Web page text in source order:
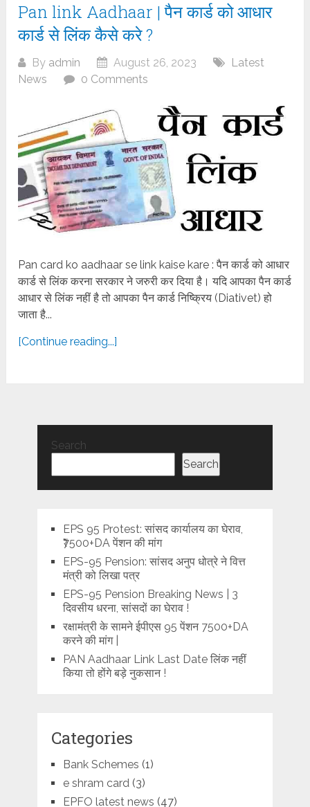
Pan link Aadhaar | पैन कार्ड को आधार
कार्ड से लिंक कैसे करे ?
By admin August 26, 2023
Latest
News
0 Comments
Pan card ko aadhaar se link kaise kare : पैन कार्ड को आधार
कार्ड से लिंक करना सरकार ने जरुरी कर दिया है। यदि आपका पैन कार्ड
आधार से लिंक नहीं है तो आपका पैन कार्ड निष्क्रिय (Diativet) हो
जाता है...
[Continue reading...]
Search
Search
EPS 95 Protest: सांसद कार्यालय का घेराव,
₹7500+DA पेंशन की मांग
EPS-95 Pension: सांसद अनुप धोत्रे ने वित्त
मंत्री को लिखा पत्र
EPS-95 Pension Breaking News | 3
दिवसीय धरना, सांसदों का घेराव !
रक्षामंत्री के सामने ईपीएस 95 पेंशन 7500+DA
करने की मांग |
PAN Aadhaar Link Last Date लिंक नहीं
किया तो होंगे बड़े नुकसान !
Categories
Bank Schemes (1)
e shram card (3)
EPFO latest news (47)